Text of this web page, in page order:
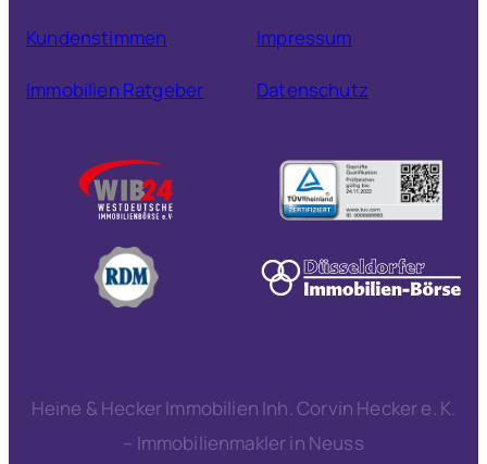
Kundenstimmen
Immobilien Ratgeber
Impressum
Datenschutz
Heine & Hecker Immobilien Inh. Corvin Hecker e. K.
– Immobilienmakler in Neuss